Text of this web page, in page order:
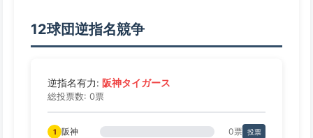
12球団逆指名競争
逆指名有力: 阪神タイガース
総投票数: 0票
1 阪神 0票 投票